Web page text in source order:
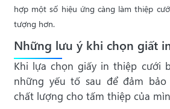
hợp một số hiệu ứng càng làm thiệp
tượng hơn.
Những lưu ý khi chọn giất
Khi lựa chọn giấy in thiệp cưới
những yếu tố sau để đảm
chất lượng cho tấm thiệp của